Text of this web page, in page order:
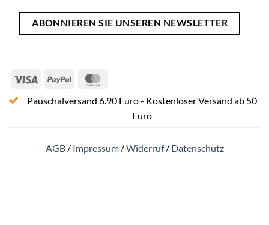
ABONNIEREN SIE UNSEREN NEWSLETTER
Visa PayPal
Pauschalversand 6.90 Euro - Kostenloser Versand ab 50
Euro
AGB/ Impressum/Widerruf/ Datenschutz